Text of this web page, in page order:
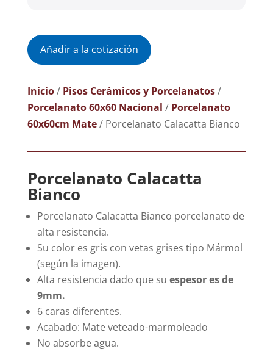
Añadir a la cotización
Inicio/ Pisos Cerámicos y Porcelanatos/
Porcelanato 60x60 Nacional / Porcelanato
60x60cm Mate/ Porcelanato Calacatta Bianco
Porcelanato Calacatta
Bianco
Porcelanato Calacatta Bianco porcelanato de
alta resistencia.
Su color es gris con vetas grises tipo Mármol
(según la imagen).
Alta resistencia dado que su espesor es de
9mm.
6 caras diferentes.
Acabado: Mate veteado-marmoleado
No absorbe agua.